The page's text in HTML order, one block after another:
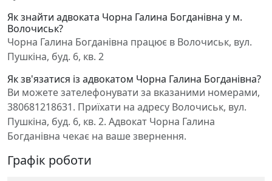
Як знайти адвоката Чорна Галина Богданівна у м.
Волочиськ?
Чорна Галина Богданівна працює в Волочиськ, вул.
Пушкіна, буд. 6, кв. 2
Як зв'язатися із адвокатом Чорна Галина Богданівна?
Ви можете зателефонувати за вказаними номерами,
380681218631. Приїхати на адресу Волочиськ, вул.
Пушкіна, буд. 6, кв. 2. Адвокат Чорна Галина
Богданівна чекає на ваше звернення.
Графік роботи